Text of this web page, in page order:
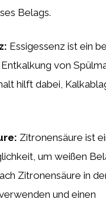
Belags.
Essigessenz ist ein
von
hilft dabei,
Zitronensäure ist
um weißen
Zitronensäure in
und einen